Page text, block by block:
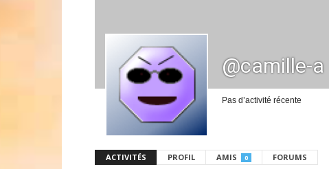
@camille-a
Pas d’activité récente
ACTIVITÉS PROFIL AMIS 0 FORUMS